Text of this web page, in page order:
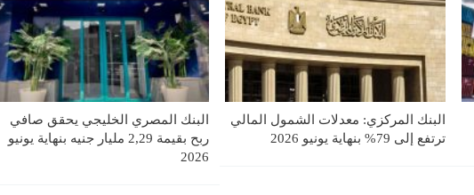
البنك المركزي: معدلات الشمول المالي
ترتفع إلى 79% بنهاية يونيو 2026
البنك المصري الخليجي يحقق صافي
ربح بقيمة 2,29 مليار جنيه بنهاية يونيو
2026